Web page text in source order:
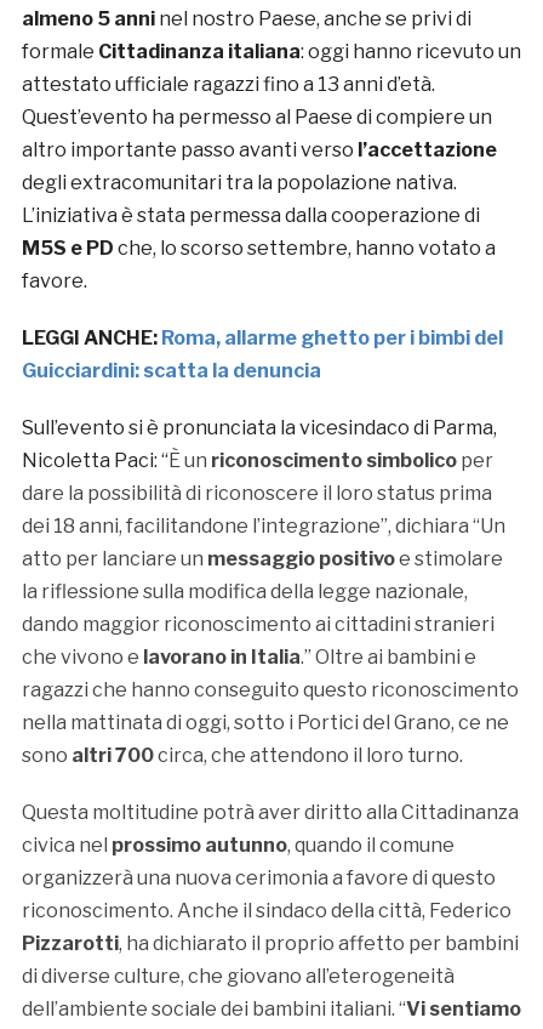
almeno 5 anninel nostro Paese, anche se privi di
formale Cittadinanza italiana: oggi hanno ricevuto un
attestato ufficiale ragazzi fino a 13 anni d’età.
Quest’evento ha permesso al Paese di compiere un
altro importante passo avanti verso l’accettazione
degli extracomunitari tra la popolazione nativa.
L’iniziativa è stata permessa dalla cooperazione di
M5S e PD che, lo scorso settembre, hanno votato a
favore.
LEGGI ANCHE: Roma, allarme ghetto per i bimbi del
Guicciardini: scatta la denuncia
Sull’evento si è pronunciata la vicesindaco di Parma,
Nicoletta Paci: “È un riconoscimento simbolicoper
dare la possibilità di riconoscere il loro status prima
dei 18 anni, facilitandone l’integrazione”, dichiara “Un
atto per lanciare un messaggio positivoe stimolare
la riflessione sulla modifica della legge nazionale,
dando maggior riconoscimento ai cittadini stranieri
che vivono e lavorano in Italia.” Oltre ai bambini e
ragazzi che hanno conseguito questo riconoscimento
nella mattinata di oggi, sotto i Portici del Grano, ce ne
sono altri 700circa, che attendono il loro turno.
Questa moltitudine potrà aver diritto alla Cittadinanza
civica nel prossimo autunno, quando il comune
organizzerà una nuova cerimonia a favore di questo
riconoscimento. Anche il sindaco della città, Federico
Pizzarotti, ha dichiarato il proprio affetto per bambini
di diverse culture, che giovano all’eterogeneità
dell’ambiente sociale dei bambini italiani. “Vi sentiamo